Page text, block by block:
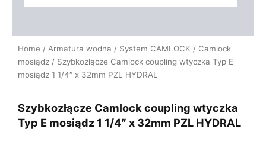
Home / Armatura wodna / System CAMLOCK / Camlock
mosiądz / Szybkozłącze Camlock coupling wtyczka Typ E
mosiądz 1 1/4″ x 32mm PZL HYDRAL
Szybkozłącze Camlock coupling wtyczka
Typ E mosiądz 1 1/4″ x 32mm PZL HYDRAL